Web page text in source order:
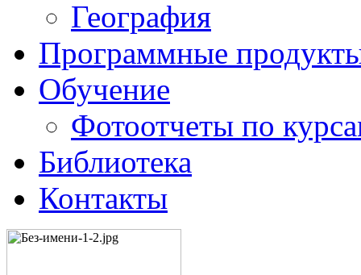
География
Программные
Обучение
Фотоотчеты по
Библиотека
Контакты